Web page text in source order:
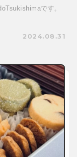
です。
2024.08.31